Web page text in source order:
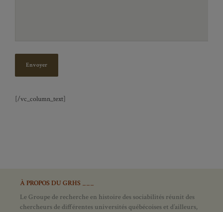
[/vc_column_text]
À PROPOS DU GRHS ___
Le Groupe de recherche en histoire des sociabilités réunit des
chercheurs de différentes universités québécoises et d’ailleurs,